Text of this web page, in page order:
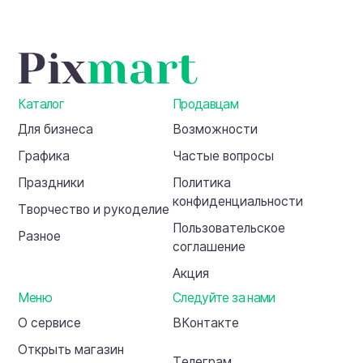
Каталог
Для бизнеса
Графика
Праздники
Творчество и рукоделие
Разное
Продавцам
Возможности
Частые вопросы
Политика
конфиденциальности
Пользовательское
соглашение
Акция
Меню
О сервисе
Открыть магазин
Следуйте за нами
ВКонтакте